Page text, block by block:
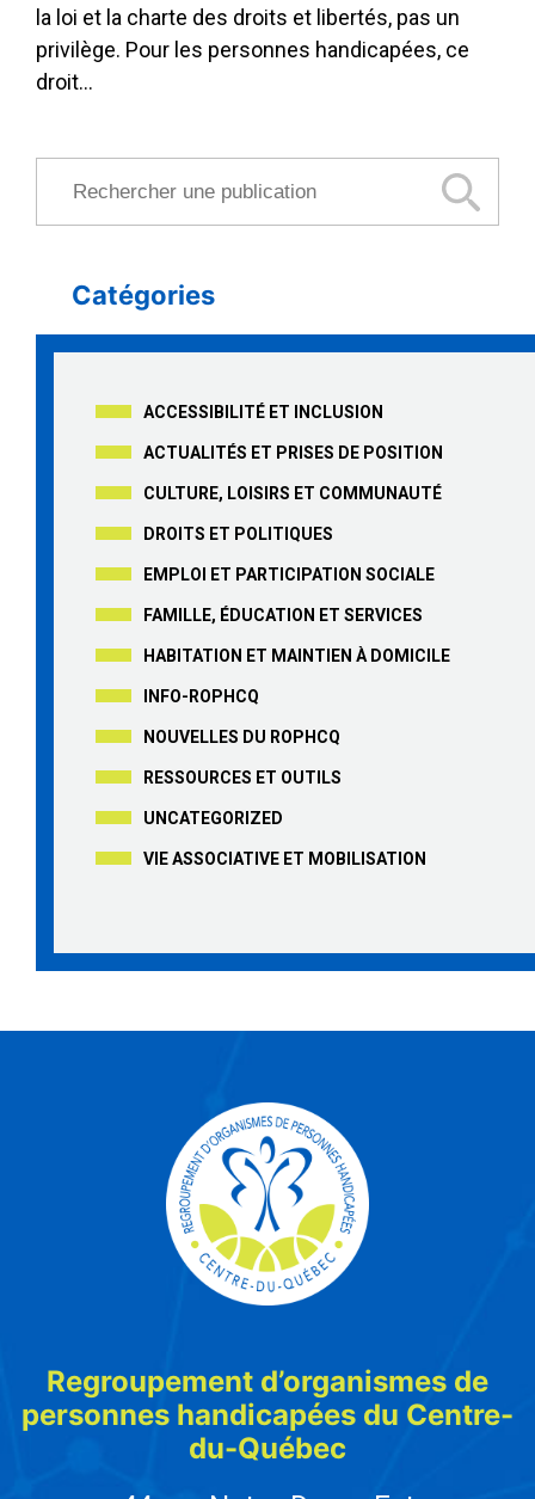
la loi et la charte des droits et libertés, pas un
privilège. Pour les personnes handicapées, ce
droit…
Catégories
ACCESSIBILITÉ ET INCLUSION
ACTUALITÉS ET PRISES DE POSITION
CULTURE, LOISIRS ET COMMUNAUTÉ
DROITS ET POLITIQUES
EMPLOI ET PARTICIPATION SOCIALE
FAMILLE, ÉDUCATION ET SERVICES
HABITATION ET MAINTIEN À DOMICILE
INFO-ROPHCQ
NOUVELLES DU ROPHCQ
RESSOURCES ET OUTILS
UNCATEGORIZED
VIE ASSOCIATIVE ET MOBILISATION
Regroupement d’organismes de
personnes handicapées du Centre-
du-Québec